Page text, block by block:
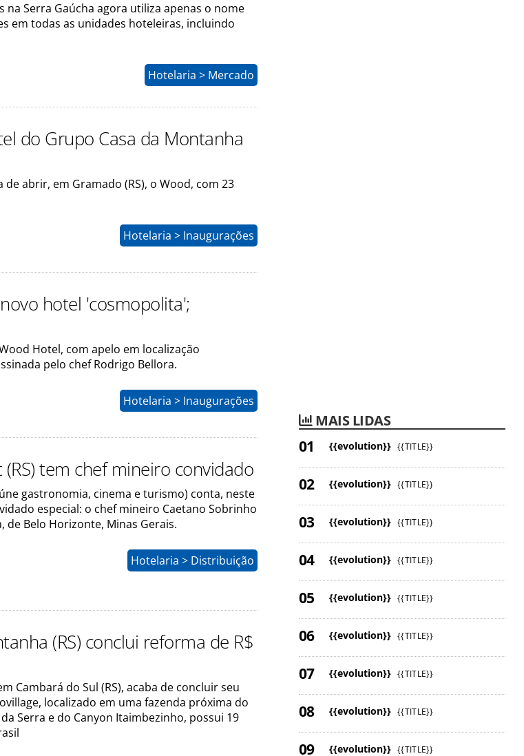
Serra Gaúcha agora utiliza apenas o nome
em todas as unidades hoteleiras, incluindo
Hotelaria > Mercado
do Grupo Casa da Montanha
abrir, em Gramado (RS), o Wood, com 23
Hotelaria > Inaugurações
hotel 'cosmopolita';
Hotel, com apelo em localização
pelo chef Rodrigo Bellora.
Hotelaria > Inaugurações
tem chef mineiro convidado
gastronomia, cinema e turismo) conta, neste
especial: o chef mineiro Caetano Sobrinho
de Belo Horizonte, Minas Gerais.
Hotelaria > Distribuição
(RS) conclui reforma de R$
Cambará do Sul (RS), acaba de concluir seu
localizado em uma fazenda próxima do
Serra e do Canyon Itaimbezinho, possui 19
MAIS LIDAS
{{evolution}} {{TITLE}}
{{evolution}} {{TITLE}}
{{evolution}} {{TITLE}}
{{evolution}} {{TITLE}}
{{evolution}} {{TITLE}}
{{evolution}} {{TITLE}}
{{evolution}} {{TITLE}}
{{evolution}} {{TITLE}}
{{evolution}} {{TITLE}}